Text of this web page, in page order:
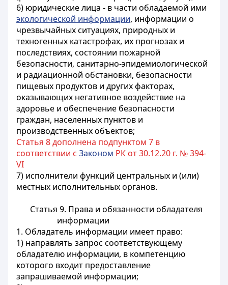
6) юридические лица - в части обладаемой ими
экологической информации, информации о
чрезвычайных ситуациях, природных и
техногенных катастрофах, их прогнозах и
последствиях, состоянии пожарной
безопасности, санитарно-эпидемиологической
и радиационной обстановки, безопасности
пищевых продуктов и других факторах,
оказывающих негативное воздействие на
здоровье и обеспечение безопасности
граждан, населенных пунктов и
производственных объектов;
Статья 8 дополнена подпунктом 7 в
соответствии с Законом РК от 30.12.20 г. № 394-
VI
7) исполнители функций центральных и (или)
местных исполнительных органов.
Статья 9. Права и обязанности обладателя
информации
1. Обладатель информации имеет право:
1) направлять запрос соответствующему
обладателю информации, в компетенцию
которого входит предоставление
запрашиваемой информации;